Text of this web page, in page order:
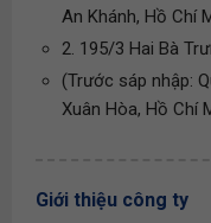
An Khánh, Hồ Chí
2. 195/3 Hai Bà
(Trước sáp nhập:
Xuân Hòa, Hồ Chí
Giới thiệu công ty